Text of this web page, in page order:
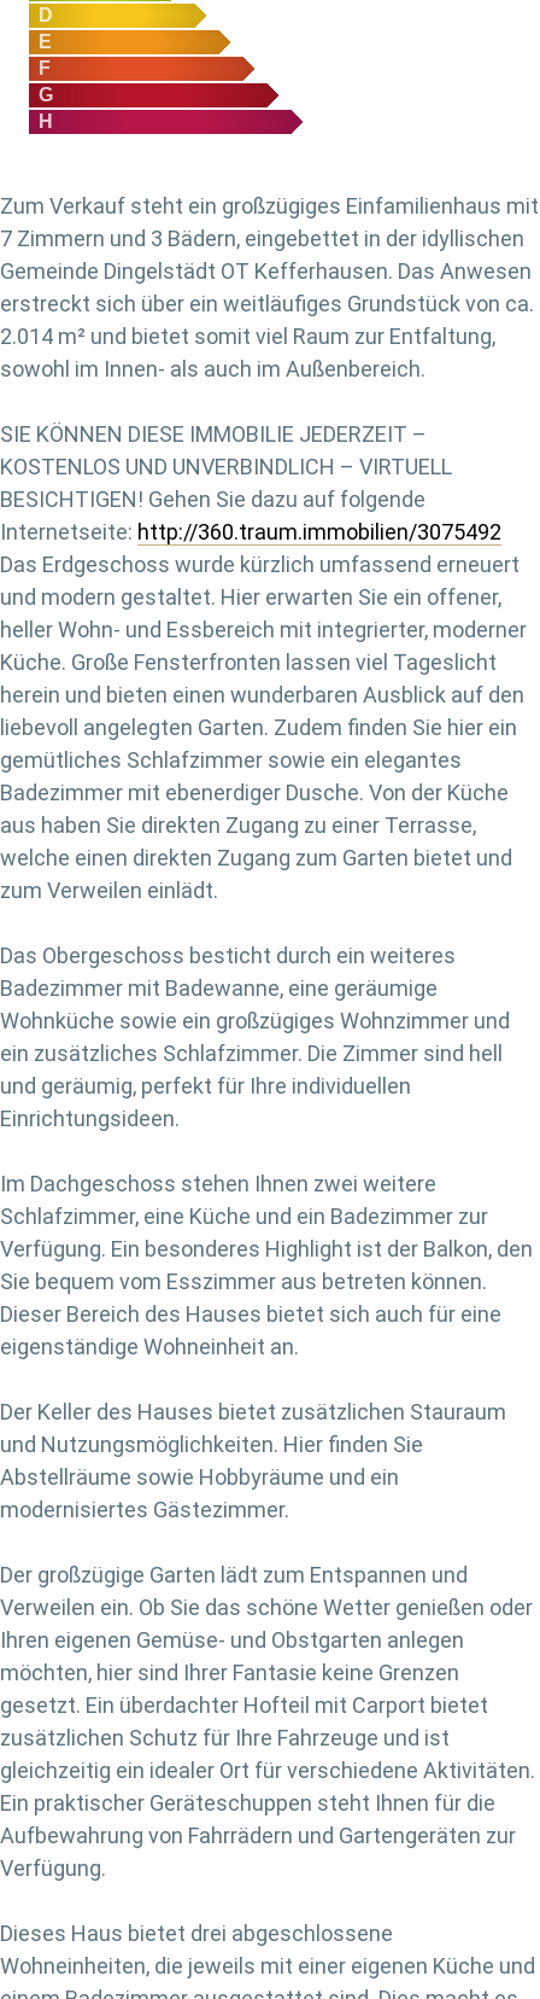
D
E
F
G
H
Zum Verkauf steht ein großzügiges Einfamilienhaus mit
7 Zimmern und 3 Bädern, eingebettet in der idyllischen
Gemeinde Dingelstädt OT Kefferhausen. Das Anwesen
erstreckt sich über ein weitläufiges Grundstück von ca.
2.014 m² und bietet somit viel Raum zur Entfaltung,
sowohl im Innen- als auch im Außenbereich.
SIE KÖNNEN DIESE IMMOBILIE JEDERZEIT –
KOSTENLOS UND UNVERBINDLICH – VIRTUELL
BESICHTIGEN! Gehen Sie dazu auf folgende
Internetseite: http://360.traum.immobilien/3075492
Das Erdgeschoss wurde kürzlich umfassend erneuert
und modern gestaltet. Hier erwarten Sie ein offener,
heller Wohn- und Essbereich mit integrierter, moderner
Küche. Große Fensterfronten lassen viel Tageslicht
herein und bieten einen wunderbaren Ausblick auf den
liebevoll angelegten Garten. Zudem finden Sie hier ein
gemütliches Schlafzimmer sowie ein elegantes
Badezimmer mit ebenerdiger Dusche. Von der Küche
aus haben Sie direkten Zugang zu einer Terrasse,
welche einen direkten Zugang zum Garten bietet und
zum Verweilen einlädt.
Das Obergeschoss besticht durch ein weiteres
Badezimmer mit Badewanne, eine geräumige
Wohnküche sowie ein großzügiges Wohnzimmer und
ein zusätzliches Schlafzimmer. Die Zimmer sind hell
und geräumig, perfekt für Ihre individuellen
Einrichtungsideen.
Im Dachgeschoss stehen Ihnen zwei weitere
Schlafzimmer, eine Küche und ein Badezimmer zur
Verfügung. Ein besonderes Highlight ist der Balkon, den
Sie bequem vom Esszimmer aus betreten können.
Dieser Bereich des Hauses bietet sich auch für eine
eigenständige Wohneinheit an.
Der Keller des Hauses bietet zusätzlichen Stauraum
und Nutzungsmöglichkeiten. Hier finden Sie
Abstellräume sowie Hobbyräume und ein
modernisiertes Gästezimmer.
Der großzügige Garten lädt zum Entspannen und
Verweilen ein. Ob Sie das schöne Wetter genießen oder
Ihren eigenen Gemüse- und Obstgarten anlegen
möchten, hier sind Ihrer Fantasie keine Grenzen
gesetzt. Ein überdachter Hofteil mit Carport bietet
zusätzlichen Schutz für Ihre Fahrzeuge und ist
gleichzeitig ein idealer Ort für verschiedene Aktivitäten.
Ein praktischer Geräteschuppen steht Ihnen für die
Aufbewahrung von Fahrrädern und Gartengeräten zur
Verfügung.
Dieses Haus bietet drei abgeschlossene
Wohneinheiten, die jeweils mit einer eigenen Küche und